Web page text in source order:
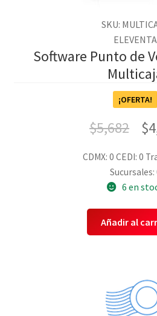
SKU:
ELEVENTA
Software Punto de
¡OFERTA!
$5,682 $
CDMX: 0 CEDI: 0
Sucursales:
6 en
Añadir al